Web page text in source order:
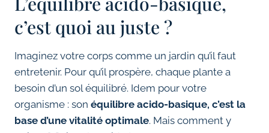
c’est quoi au juste ?
Imaginez votre corps comme un jardin qu’il faut
entretenir. Pour qu’il prospère, chaque plante a
besoin d’un sol équilibré. Idem pour votre
organisme : son équilibre acido-basique, c’est la
base d’une vitalité optimale. Mais comment y